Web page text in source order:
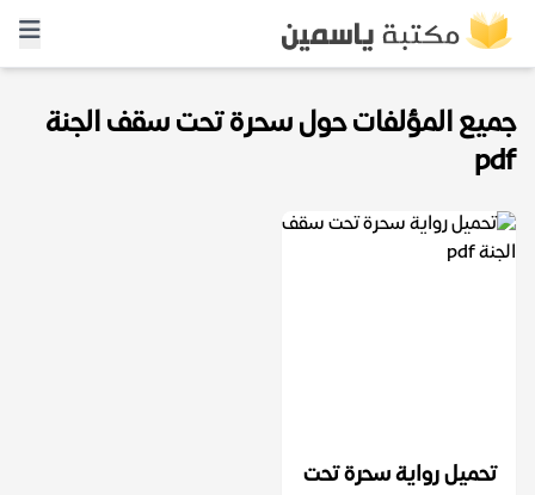
جميع المؤلفات حول سحرة تحت سقف الجنة
pdf
تحميل رواية سحرة تحت